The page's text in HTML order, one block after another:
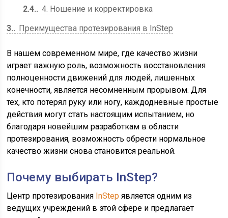
2.4.
4. Ношение и корректировка
3.
Преимущества протезирования в InStep
В нашем современном мире, где качество жизни
играет важную роль, возможность восстановления
полноценности движений для людей, лишенных
конечности, является несомненным прорывом. Для
тех, кто потерял руку или ногу, каждодневные простые
действия могут стать настоящим испытанием, но
благодаря новейшим разработкам в области
протезирования, возможность обрести нормальное
качество жизни снова становится реальной.
Почему выбирать InStep?
Центр протезирования InStep является одним из
ведущих учреждений в этой сфере и предлагает